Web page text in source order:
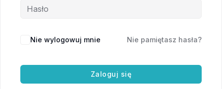
Nie wylogowuj mnie Nie pamiętasz hasła?
Zaloguj się